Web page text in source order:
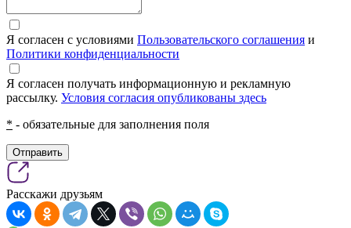
Я согласен с условиями Пользовательского соглашения и
Политики конфиденциальности
Я согласен получать информационную и рекламную
рассылку. Условия согласия опубликованы здесь
* - обязательные для заполнения поля
Отправить
Расскажи друзьям